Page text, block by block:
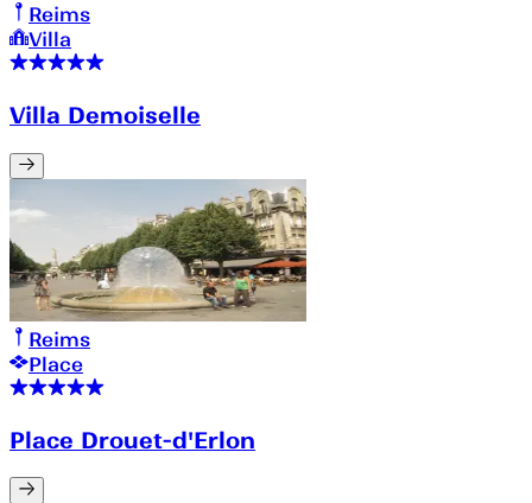
Reims
Villa
Villa Demoiselle
Reims
Place
Place Drouet-d'Erlon